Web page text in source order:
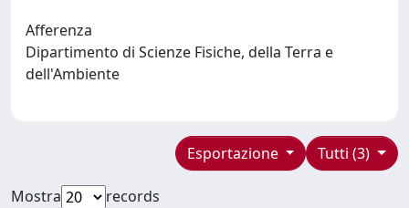
Afferenza
Dipartimento di Scienze Fisiche, della Terra e
dell'Ambiente
Tutti (3)
Esportazione
Mostra
records